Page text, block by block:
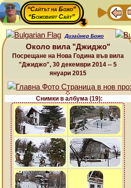
“Сайтът на Божо”
“Божовият Сайт”
Дизайнер Божо
Около вила "Джиджо"
Посрещане на Нова Година във вила
"Джиджо", 30 декември 2014 -- 5
януари 2015
Снимки в албума (19):